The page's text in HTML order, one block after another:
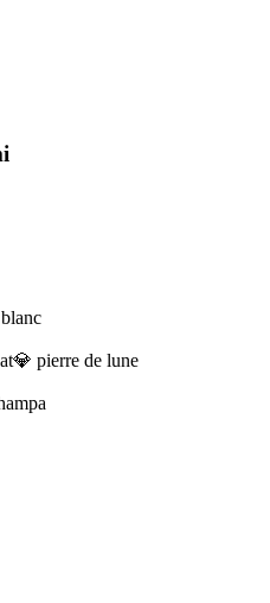
blanc
💎 pierre de lune